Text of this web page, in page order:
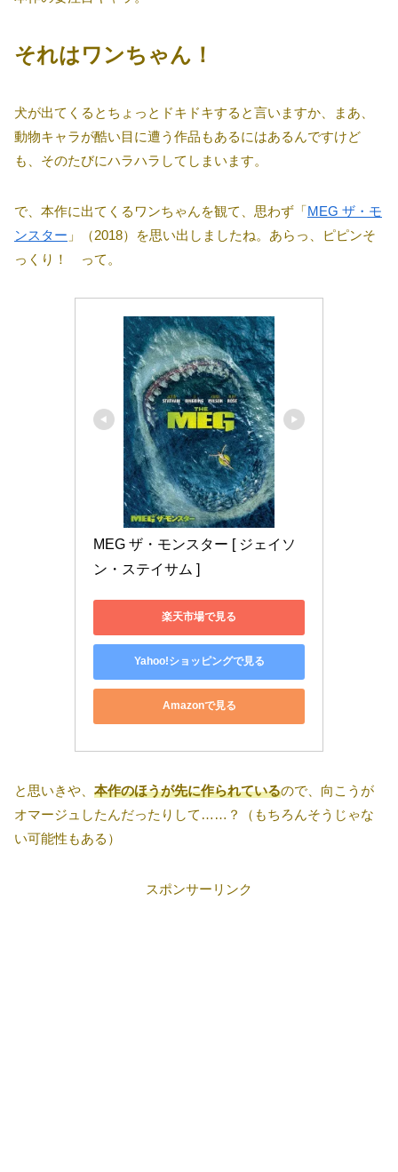
それはワンちゃん！
犬が出てくるとちょっとドキドキすると言いますか、まあ、
動物キャラが酷い目に遭う作品もあるにはあるんですけど
も、そのたびにハラハラしてしまいます。
で、本作に出てくるワンちゃんを観て、思わず「MEG ザ・モ
ンスター 」（2018）を思い出しましたね。あらっ、ピピンそ
っくり！ って。
MEG ザ・モンスター [ ジェイソ
ン・ステイサム ]
楽天市場で見る
Yahoo!ショッピングで見る
Amazonで見る
と思いきや、 本作のほうが先に作られているので、向こうが
オマージュしたんだったりして……？（もちろんそうじゃな
い可能性もある）
スポンサーリンク